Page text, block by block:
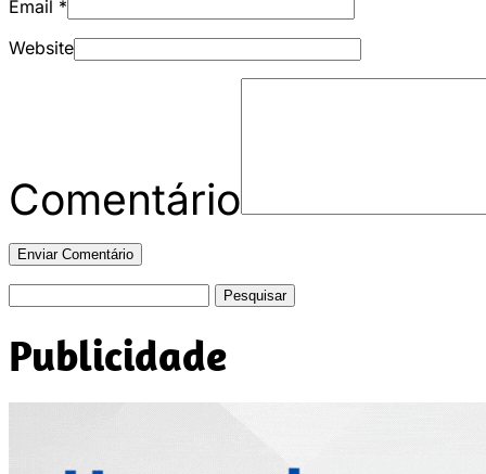
Email *
Website
Comentário
Publicidade